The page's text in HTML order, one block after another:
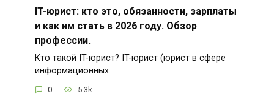
IT-юрист: кто это, обязанности, зарплаты
и как им стать в 2026 году. Обзор
профессии.
Кто такой IT-юрист? IT-юрист (юрист в сфере
информационных
0 5.3k.